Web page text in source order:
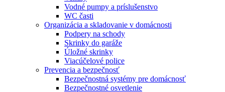
Vodné pumpy a príslušenstvo
WC časti
Organizácia a skladovanie v domácnosti
Podpery na schody
Skrinky do garáže
Úložné skrinky
Viacúčelové police
Prevencia a bezpečnosť
Bezpečnostná systémy pre domácnosť
Bezpečnostné osvetlenie